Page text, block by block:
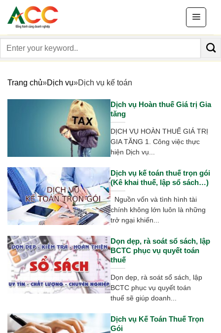
content
for:
Trang chủ»Dịch vụ»Dịch vụ kế toán
Dịch vụ Hoàn thuế Giá trị Gia
tăng
DỊCH VỤ HOÀN THUẾ GIÁ TRỊ
GIA TĂNG 1. Công việc thực
hiện Dịch vụ...
Dịch vụ kế toán thuế trọn gói
(Kê khai thuế, lập sổ sách…)
Nguồn vốn và tình hình tài
chính không lớn luôn là những
trở ngại khiến...
Dọn dẹp, rà soát sổ sách, lập
BCTC phục vụ quyết toán
thuế
Dọn dẹp, rà soát sổ sách, lập
BCTC phục vụ quyết toán
thuế sẽ giúp doanh...
Dịch vụ Kế Toán Thuế Trọn
Gói